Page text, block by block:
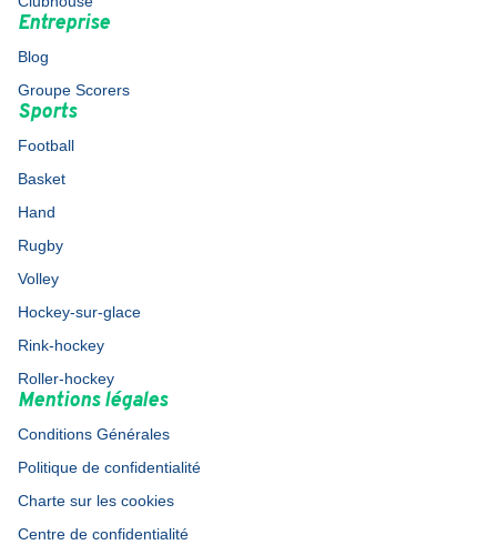
Entreprise
Blog
Groupe Scorers
Sports
Football
Basket
Hand
Rugby
Volley
Hockey-sur-glace
Rink-hockey
Roller-hockey
Mentions légales
Conditions Générales
Politique de confidentialité
Charte sur les cookies
Centre de confidentialité